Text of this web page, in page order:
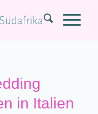
in Italien